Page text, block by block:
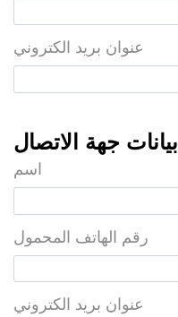
عنوان بريد الكتروني
بيانات جهة الاتصال
اسم
رقم الهاتف المحمول
عنوان بريد الكتروني